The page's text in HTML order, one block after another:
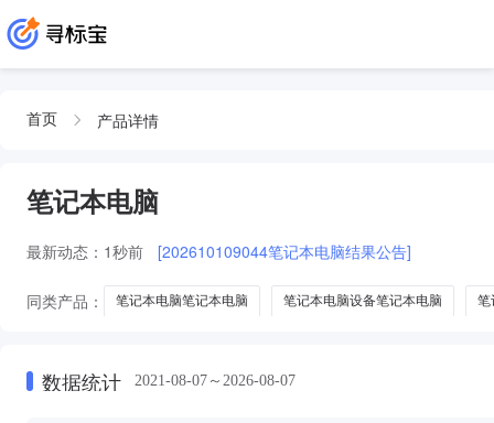
首页 产品详情
笔记本电脑
最新动态： 1秒前 [202610109044笔记本电脑结果公告]
同类产品： 笔记本电脑笔记本电脑 笔记本电脑设备笔记本电脑 笔
数据统计 2021-08-07～2026-08-07